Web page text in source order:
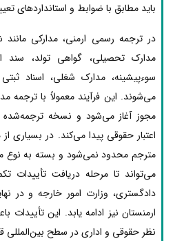
باید مطابق با ضوابط و استانداردهای
در ترجمه رسمی ارمنی، مدارکی مانند
مدارک تحصیلی، گواهی تولد، سند
سوءپیشینه، مدارک شغلی، اسناد
می‌شوند. این فرآیند معمولاً با
مجوز آغاز می‌شود و نسخه
اعتبار حقوقی پیدا می‌کند. در بسیاری
مترجم محدود نمی‌شود و بسته به نوع
می‌تواند تا مرحله دریافت تأییدات
دادگستری، وزارت امور خارجه و در
ارمنستان نیز ادامه یابد. این
نظر حقوقی و اداری در سطح بین‌المللی